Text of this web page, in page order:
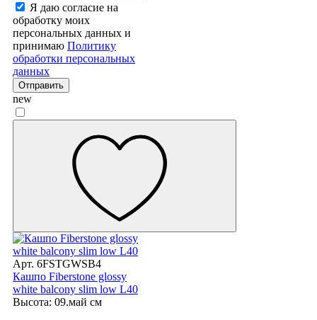
Я даю согласие на
обработку моих
персональных данных и
принимаю Политику
обработки персональных
данных
Отправить
new
Арт. 6FSTGWSB4
Кашпо Fiberstone glossy
white balcony slim low L40
Высота: 09.май см